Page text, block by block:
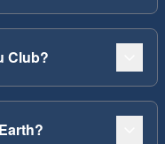
Club?